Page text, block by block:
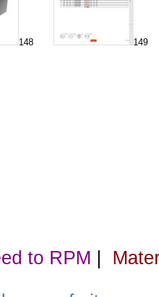
148 149
to RPM